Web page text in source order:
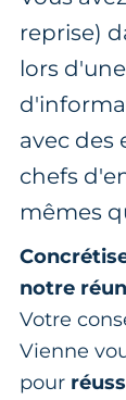
reprise)
lors
avec des
chefs
mêmes
notre
Votre
Vienne
pour